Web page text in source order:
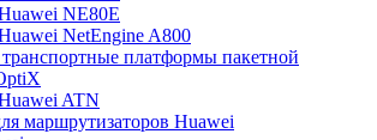
NE80E
NetEngine A800
платформы пакетной
ATN
маршрутизаторов Huawei